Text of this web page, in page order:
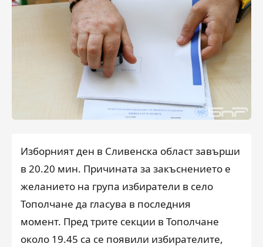
Изборният ден в Сливенска област завърши
в 20.20 мин. Причината за закъснението е
желанието на група избиратели в село
Тополчане да гласува в последния
момент. Пред трите секции в Тополчане
около 19.45 са се появили избирателите,